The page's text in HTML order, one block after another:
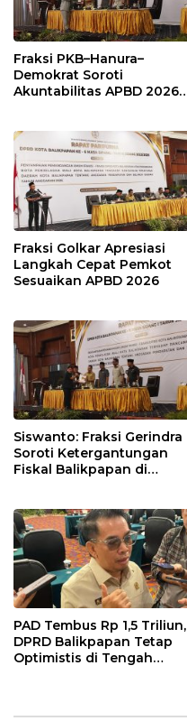
Fraksi PKB–Hanura–
Demokrat Soroti
Akuntabilitas APBD 2026
Modal
Fraksi Golkar Apresiasi
Langkah Cepat Pemkot
Sesuaikan APBD 2026
Siswanto: Fraksi Gerindra
Soroti Ketergantungan
Fiskal Balikpapan di
PAD Tembus Rp 1,5 Triliun,
DPRD Balikpapan Tetap
Optimistis di Tengah